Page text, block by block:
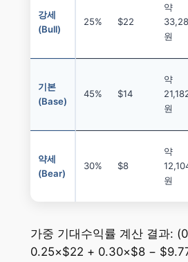
강세
(Bull)
25% $22
약
원
기본
(Base)
45% $14
약
원
약세
(Bear)
30% $8
약
원
가중 기대수익률 계산 결과:
0.25×$22 + 0.30×$8 −